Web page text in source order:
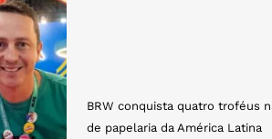
BRW conquista quatro troféus
de papelaria da América Latina